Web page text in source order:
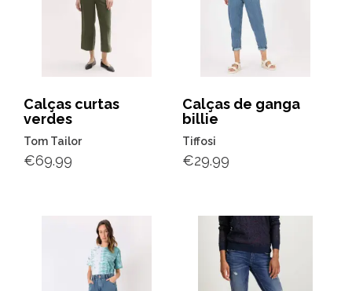
Calças curtas
verdes
Tom Tailor
€69.99
Calças de ganga
billie
Tiffosi
€29.99